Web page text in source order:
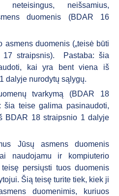
neteisingus, neišsamius,
duomenis (BDAR 16
asmens duomenis („teisė būti
17 straipsnis). Pastaba: šia
kai yra bent viena iš
dalyje nurodytų sąlygų.
tvarkymą (BDAR 18
šia teise galima pasinaudoti,
BDAR 18 straipsnio 1 dalyje
Jūsų asmens duomenis
naudojamu ir kompiuterio
persiųsti tuos duomenis
Šią teisę turite tiek, kiek ji
duomenimis, kuriuos